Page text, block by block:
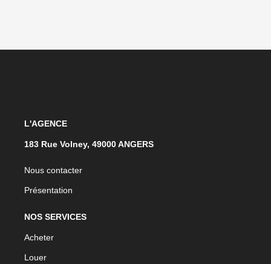
L'AGENCE
183 Rue Volney, 49000 ANGERS
Nous contacter
Présentation
NOS SERVICES
Acheter
Louer